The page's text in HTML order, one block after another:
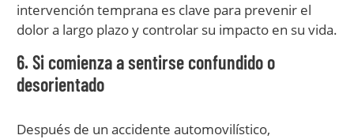
intervención temprana es clave para prevenir el
dolor a largo plazo y controlar su impacto en su vida.
6. Si comienza a sentirse confundido o
desorientado
Después de un accidente automovilístico,